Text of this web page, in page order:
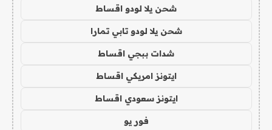
شحن يلا لودو اقساط
شحن يلا لودو تابي تمارا
شدات ببجي اقساط
ايتونز امريكي اقساط
ايتونز سعودي اقساط
فور يو